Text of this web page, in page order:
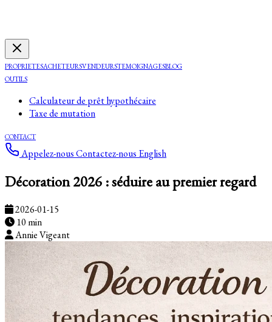
PROPRIETESACHETEURSVENDEURSTEMOIGNAGESBLOG
OUTILS
Calculateur de prêt hypothécaire
Taxe de mutation
CONTACT
Appelez-nousContactez-nous English
Décoration 2026 : séduire au premier regard
2026-01-15
10 min
Annie Vigeant